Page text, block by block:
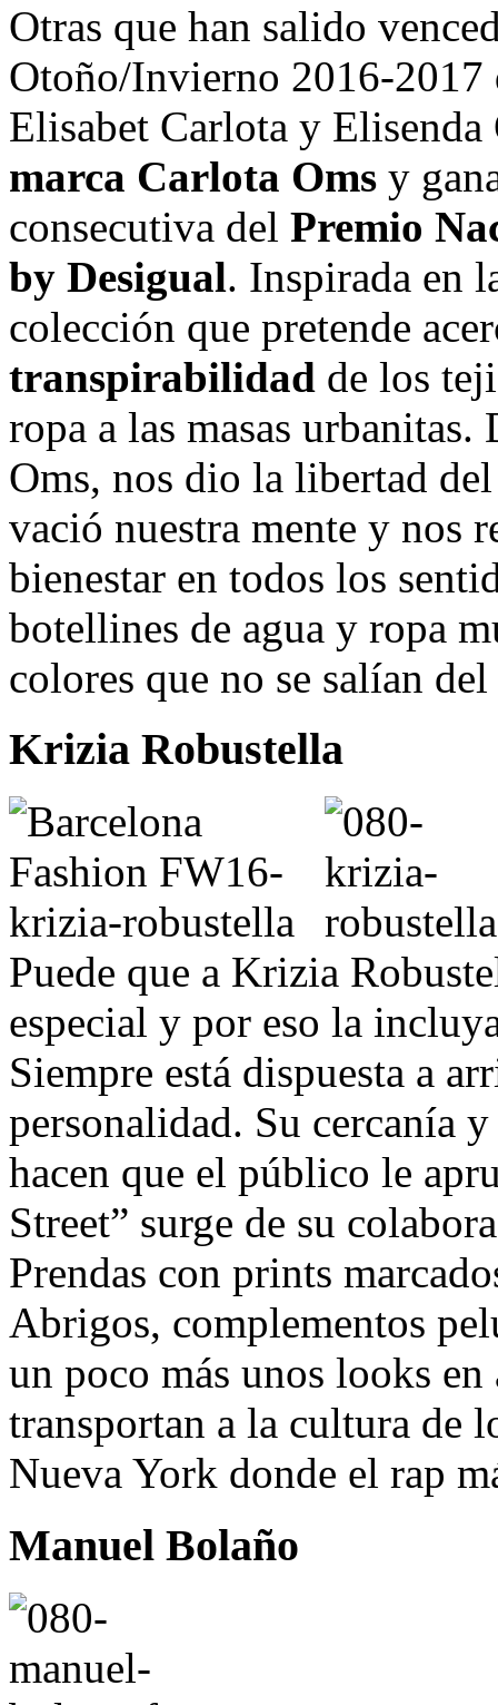
Otras que han salido
Otoño/Invierno 2016-2017
Elisabet Carlota y Elisenda
marca Carlota Oms y
consecutiva del Premio
by Desigual. Inspirada en
colección que pretende
transpirabilidad de los
ropa a las masas
Oms, nos dio la libertad
vació nuestra mente y nos
bienestar en todos los
botellines de agua y ropa
colores que no se salían
Krizia Robustella
Puede que a Krizia
especial y por eso la
Siempre está dispuesta a
personalidad. Su cercanía
hacen que el público le
Street” surge de su
Prendas con prints
Abrigos, complementos
un poco más unos looks
transportan a la cultura de
Nueva York donde el rap
Manuel Bolaño